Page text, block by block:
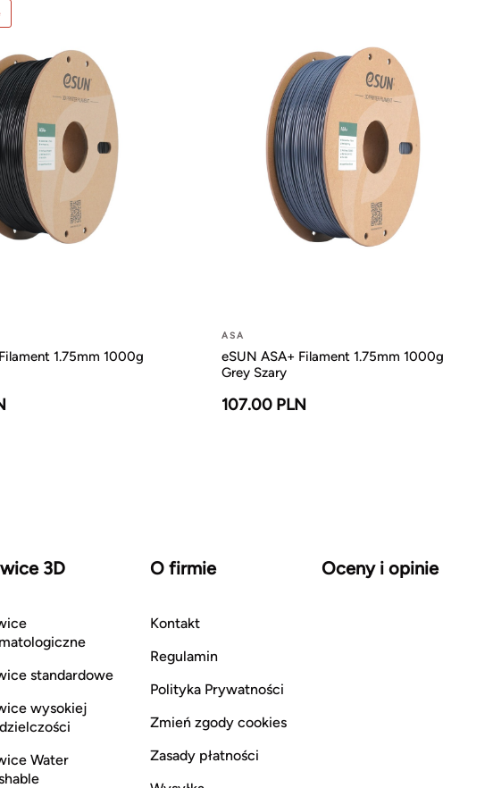
1.75mm 1000g
ASA
eSUN ASA+ Filament 1.75mm 1000g
Grey Szary
107.00 PLN
3D
standardowe
wysokiej
Water
O firmie
Kontakt
Regulamin
Polityka Prywatności
Zmień zgody cookies
Zasady płatności
Oceny i opinie